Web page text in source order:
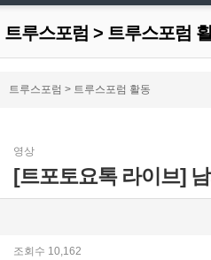
트루스포럼 > 트루스포럼
트루스포럼 > 트루스포럼 활동
영상
[트포토요톡 라이브]
조회수 10,162